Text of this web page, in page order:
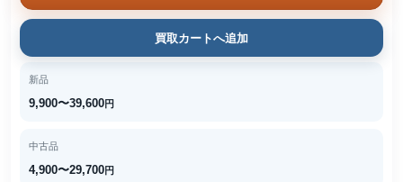
買取カートへ追加
新品
9,900〜39,600円
中古品
4,900〜29,700円